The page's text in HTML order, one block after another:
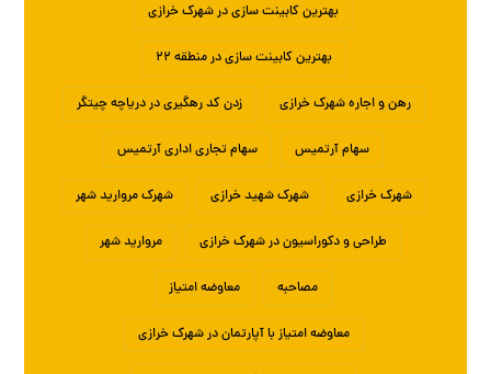
بهترین کابینت سازی در شهرک خرازی
بهترین کابینت سازی در منطقه ۲۲
رهن و اجاره شهرک خرازی زدن کد رهگیری در دریاچه چیتگر
سهام آرتمیس سهام تجاری اداری آرتمیس
شهرک خرازی شهرک شهید خرازی شهرک مروارید شهر
طراحی و دکوراسیون در شهرک خرازی مروارید شهر
مصاحبه معاوضه امتیاز
معاوضه امتیاز با آپارتمان در شهرک خرازی